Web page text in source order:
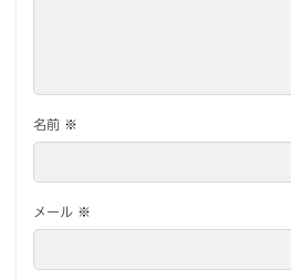
名前 ※
メール ※